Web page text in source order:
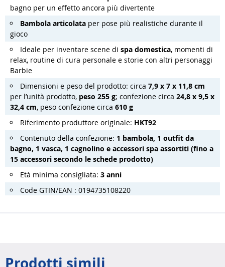
bagno per un effetto ancora più divertente
Bambola articolata per pose più realistiche durante il
gioco
Ideale per inventare scene di spa domestica, momenti di
relax, routine di cura personale e storie con altri personaggi
Barbie
Dimensioni e peso del prodotto: circa 7,9 x 7 x 11,8 cm
per l’unità prodotto, peso 255 g; confezione circa 24,8 x 9,5 x
32,4 cm, peso confezione circa 610 g
Riferimento produttore originale: HKT92
Contenuto della confezione: 1 bambola, 1 outfit da
bagno, 1 vasca, 1 cagnolino e accessori spa assortiti (fino a
15 accessori secondo le schede prodotto)
Età minima consigliata: 3 anni
Code GTIN/EAN : 0194735108220